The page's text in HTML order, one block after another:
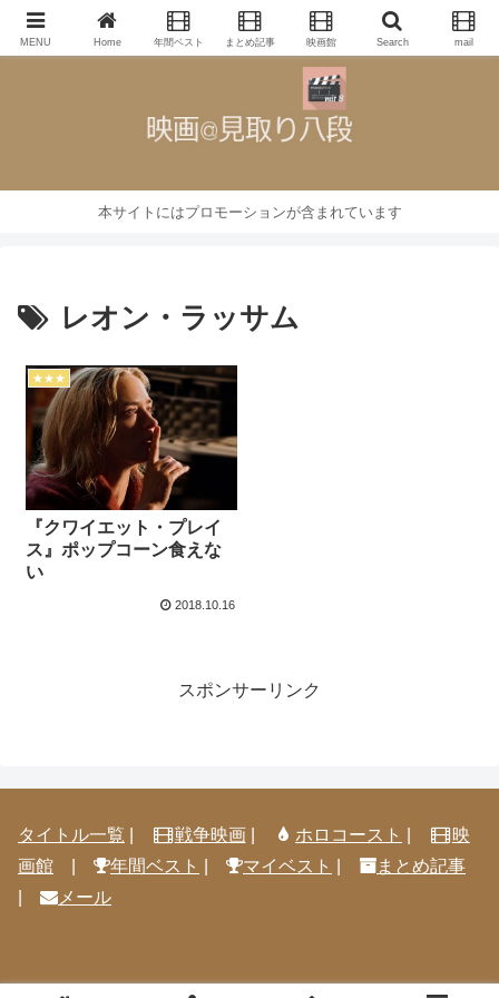
映画批評・レビューブログ
本サイトにはプロモーションが含まれています
レオン・ラッサム
★★★
『クワイエット・プレイ
ス』ポップコーン食えな
い
2018.10.16
スポンサーリンク
タイトル一覧 | 戦争映画 | ホロコースト |
映
画館 | 年間ベスト | マイベスト |
まとめ記事
|
メール
MENU Home 年間ベスト まとめ記事 映画館 Search mail